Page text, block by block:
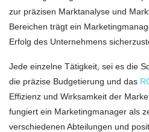
zur präzisen Marktanalyse und
Bereichen trägt ein
Erfolg des Unternehmens
Jede einzelne Tätigkeit, sei es die
die präzise Budgetierung und das
Effizienz und Wirksamkeit der
fungiert ein Marketingmanager als
verschiedenen Abteilungen und